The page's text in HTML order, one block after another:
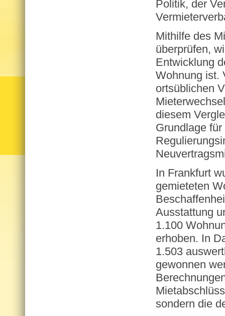
Politik, der
Mithilfe des
überprüfen,
Entwicklung
Wohnung ist.
ortsüblichen
diesem
Grundlage
In Frankfurt
gemieteten
Ausstattung
1.100
erhoben. In
1.503
gewonnen
sondern die